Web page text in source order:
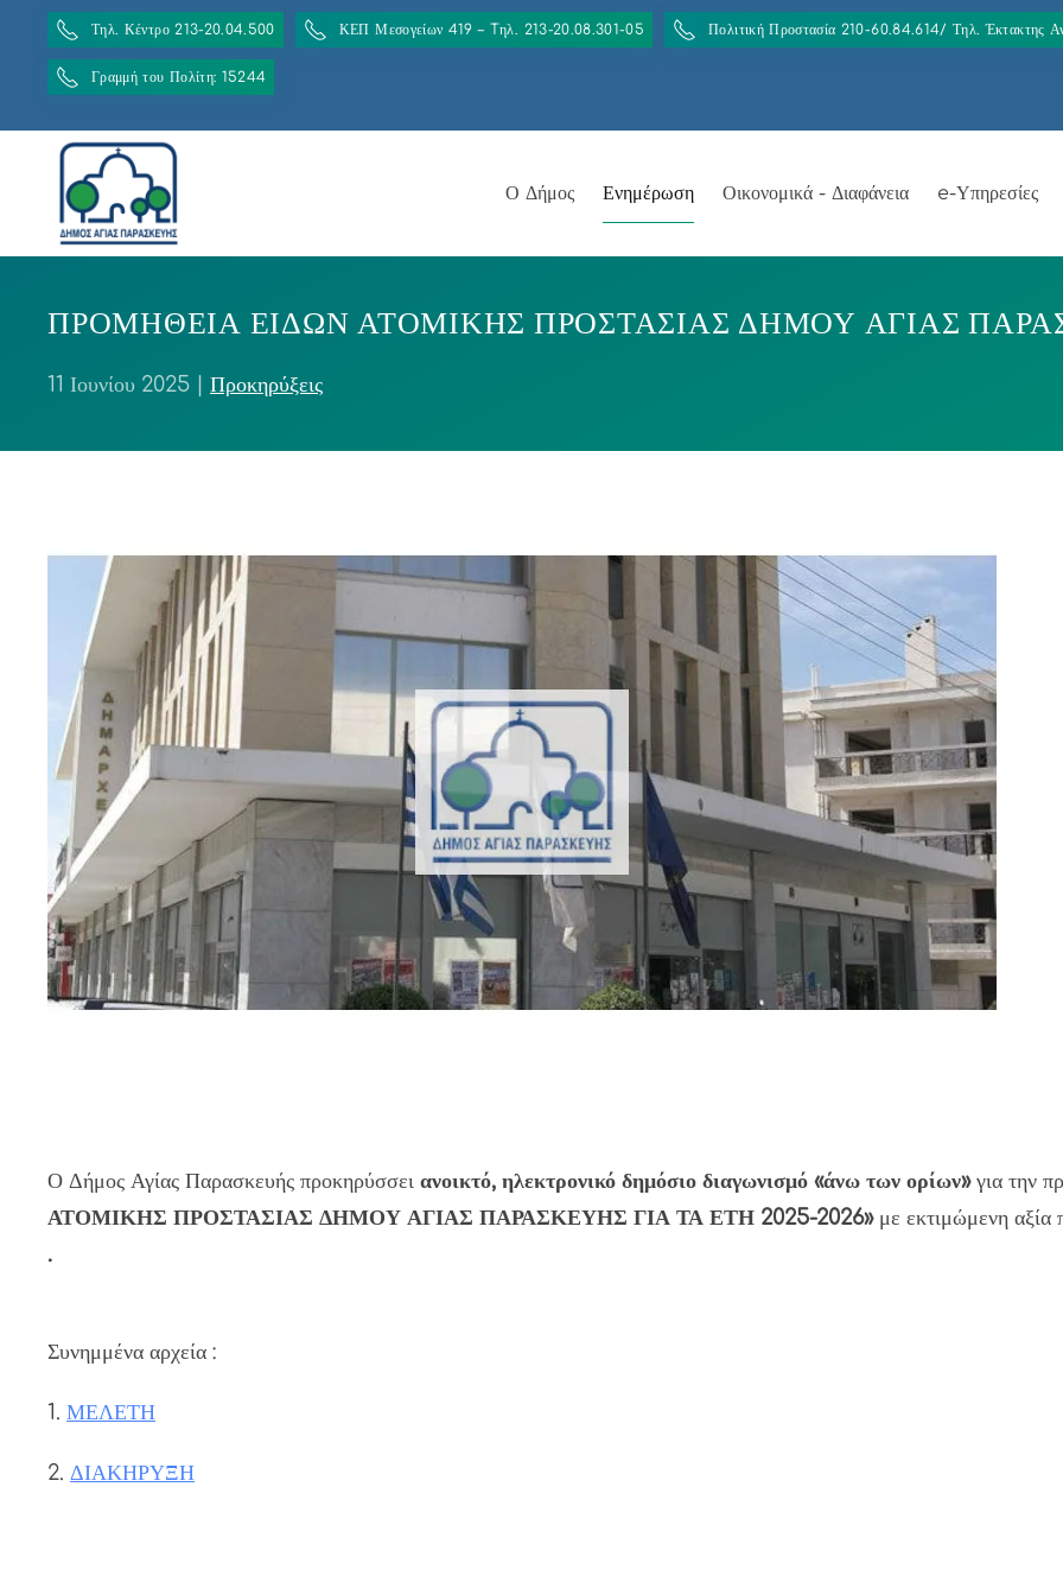
Τηλ. Κέντρο 213-20.04.500 ΚΕΠ Μεσογείων 419 – Tηλ. 213-20.08.301-05 Πολιτική Προστασία 210-60.84.614/ Τηλ. Έκτακτης
Γραμμή του Πολίτη: 15244
Ο Δήμος Ενημέρωση Οικονομικά - Διαφάνεια e-Υπηρεσίες
ΠΡΟΜΗΘΕΙΑ ΕΙΔΩΝ ΑΤΟΜΙΚΗΣ ΠΡΟΣΤΑΣΙΑΣ ΔΗΜΟΥ ΑΓΙΑΣ
11 Ιουνίου 2025 Προκηρύξεις
Ο Δήμος Αγίας Παρασκευής προκηρύσσει ανοικτό, ηλεκτρονικό δημόσιο διαγωνισμό «άνω των ορίων»για την
ΑΤΟΜΙΚΗΣ ΠΡΟΣΤΑΣΙΑΣ ΔΗΜΟΥ ΑΓΙΑΣ ΠΑΡΑΣΚΕΥΗΣ ΓΙΑ ΤΑ ΕΤΗ 2025-2026» με εκτιμώμενη
.
Συνημμένα αρχεία :
1. ΜΕΛΕΤΗ
2. ΔΙΑΚΗΡΥΞΗ